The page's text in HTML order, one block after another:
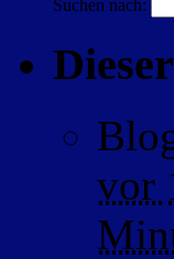
Suchen nach:
vor